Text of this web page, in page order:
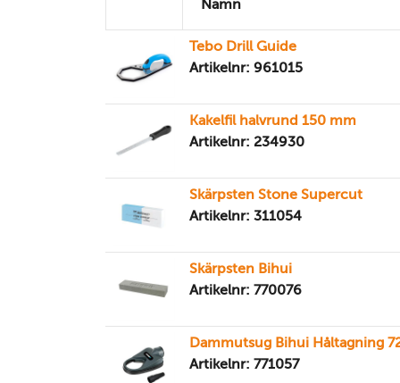
Namn
Tebo Drill Guide
Artikelnr: 961015
Kakelfil halvrund 150 mm
Artikelnr: 234930
Skärpsten Stone Supercut
Artikelnr: 311054
Skärpsten Bihui
Artikelnr: 770076
Dammutsug Bihui Håltagning
Artikelnr: 771057